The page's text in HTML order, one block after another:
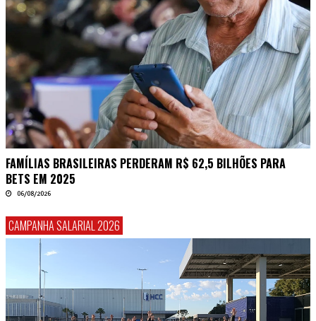
FAMÍLIAS BRASILEIRAS PERDERAM R$ 62,5 BILHÕES PARA
BETS EM 2025
06/08/2026
CAMPANHA SALARIAL 2026